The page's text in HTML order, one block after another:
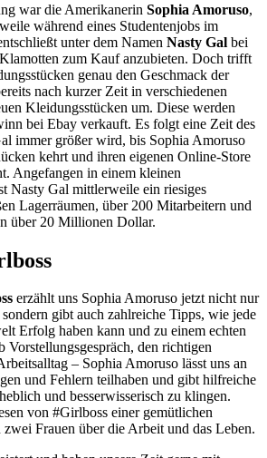
war die Amerikanerin Sophia Amoruso,
während eines Studentenjobs im
unter dem Namen Nasty Gal bei
zum Kauf anzubieten. Doch trifft
genau den Geschmack der
nach kurzer Zeit in verschiedenen
Kleidungsstücken um. Diese werden
bei Ebay verkauft. Es folgt eine Zeit des
immer größer wird, bis Sophia Amoruso
kehrt und ihren eigenen Online-Store
Angefangen in einem kleinen
Nasty Gal mittlerweile ein riesiges
Lagerräumen, über 200 Mitarbeitern und
über 20 Millionen Dollar.
erzählt uns Sophia Amoruso jetzt nicht nur
gibt auch zahlreiche Tipps, wie jede
Erfolg haben kann und zu einem echten
Vorstellungsgespräch, den richtigen
– Sophia Amoruso lässt uns an
und Fehlern teilhaben und gibt hilfreiche
und besserwisserisch zu klingen.
von #Girlboss einer gemütlichen
Frauen über die Arbeit und das Leben.